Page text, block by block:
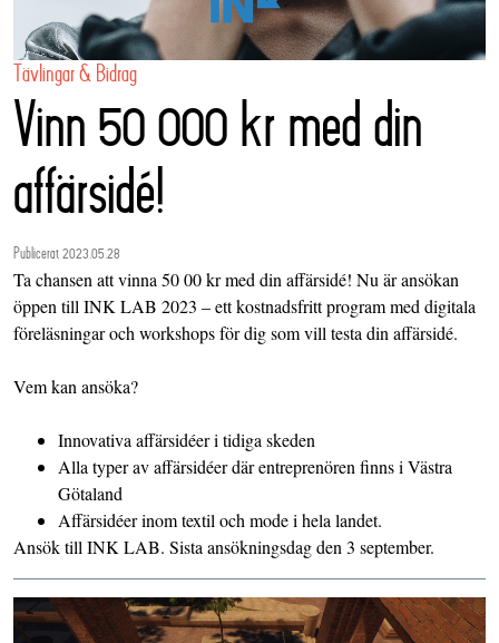
Tävlingar & Bidrag
Vinn 50 000 kr med din
affärsidé!
Publicerat 2023.05.28
Ta chansen att vinna 50 00 kr med din affärsidé! Nu är ansökan
öppen till INK LAB 2023 – ett kostnadsfritt program med digitala
föreläsningar och workshops för dig som vill testa din affärsidé.
Vem kan ansöka?
Innovativa affärsidéer i tidiga skeden
Alla typer av affärsidéer där entreprenören finns i Västra
Götaland
Affärsidéer inom textil och mode i hela landet.
Ansöktill INK LAB. Sista ansökningsdag den 3 september.